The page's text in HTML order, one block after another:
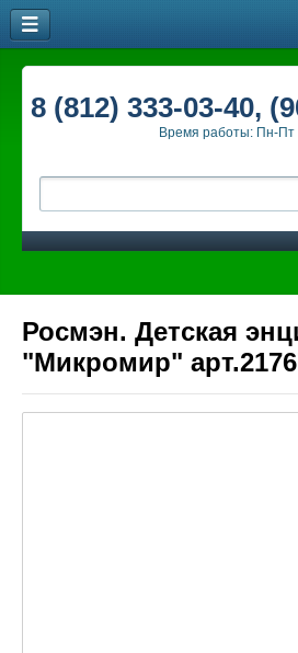
8 (812) 333-03-40,
Время работы: Пн-Пт
Росмэн. Детская
"Микромир"